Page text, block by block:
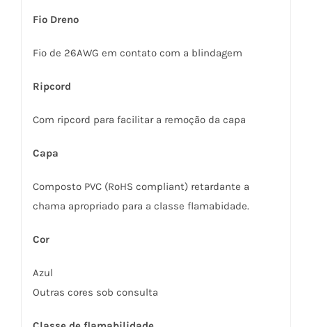
Fio Dreno
Fio de 26AWG em contato com a blindagem
Ripcord
Com ripcord para facilitar a remoção da capa
Capa
Composto PVC (RoHS compliant) retardante a
chama apropriado para a classe flamabidade.
Cor
Azul
Outras cores sob consulta